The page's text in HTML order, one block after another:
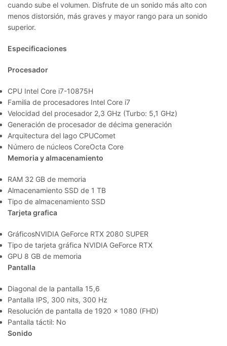
cuando sube el volumen. Disfrute de un sonido más alto con
menos distorsión, más graves y mayor rango para un sonido
superior.
Especificaciones
Procesador
CPU Intel Core i7-10875H
Familia de procesadores Intel Core i7
Velocidad del procesador 2,3 GHz (Turbo: 5,1 GHz)
Generación de procesador de décima generación
Arquitectura del lago CPUComet
Número de núcleos CoreOcta Core
Memoria y almacenamiento
RAM 32 GB de memoria
Almacenamiento SSD de 1 TB
Tipo de almacenamiento SSD
Tarjeta grafica
GráficosNVIDIA GeForce RTX 2080 SUPER
Tipo de tarjeta gráfica NVIDIA GeForce RTX
GPU 8 GB de memoria
Pantalla
Diagonal de la pantalla 15,6
Pantalla IPS, 300 nits, 300 Hz
Resolución de pantalla de 1920 x 1080 (FHD)
Pantalla táctil: No
Sonido